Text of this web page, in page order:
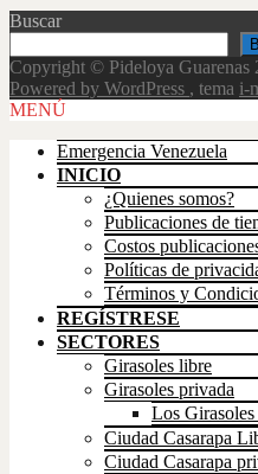
Buscar
Copyright © Pideloya Guarenas
Powered by WordPress , tema i-
Scroll
MENÚ
Emergencia Venezuela
INICIO
¿Quienes somos?
Publicaciones de
Costos
Políticas de
Términos y
REGÍSTRESE
SECTORES
Girasoles libre
Girasoles privada
Los Girasoles
Ciudad Casarapa
Ciudad Casarapa